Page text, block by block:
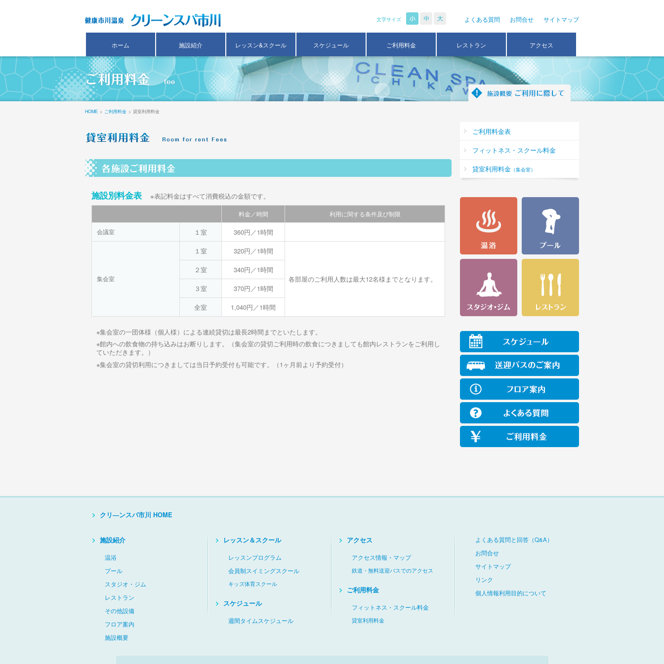
サイトマップ
お問合せ
よくある質問
文字サイズ
ホーム 施設紹介 レッスン&スクール スケジュール ご利用料金 レストラン アクセス
HOME > ご利用料金 > 貸室利用料金
施設別料金表 ※表記料金はすべて消費税込の金額です。
料金／時間 利用に関する条件及び制限
会議室 １室 360円／1時間
集会室
１室 320円／1時間
各部屋のご利用人数は最大12名様までとなります。
２室
340円／1時間
３室
370円／1時間
全室
1,040円／1時間
※集会室の一団体様（個人様）による連続貸切は最長2時間までといたします。
※館内への飲食物の持ち込みはお断りします。（集会室の貸切ご利用時の飲食につきましても館内レストランをご利用し
ていただきます。）
※集会室の貸切利用につきましては当日予約受付も可能です。（1ヶ月前より予約受付）
ご利用料金表
フィットネス・スクール料金
貸室利用料金 （集会室）
クリ―ンスパ市川 HOME
施設紹介
温浴
プール
スタジオ・ジム
レストラン
その他設備
フロア案内
施設概要
レッスン＆スクール
レッスンプログラム
会員制スイミングスクール
キッズ体育スクール
スケジュール
週間タイムスケジュール
アクセス
アクセス情報・マップ
鉄道・無料送迎バスでのアクセス
ご利用料金
フィットネス・スクール料金
貸室利用料金
よくある質問と回答（Q&A）
お問合せ
サイトマップ
リンク
個人情報利用目的について